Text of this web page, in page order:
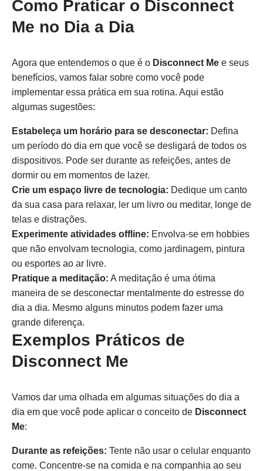
Como Praticar o Disconnect
Me no Dia a Dia
Agora que entendemos o que é o Disconnect Me e seus
benefícios, vamos falar sobre como você pode
implementar essa prática em sua rotina. Aqui estão
algumas sugestões:
Estabeleça um horário para se desconectar: Defina
um período do dia em que você se desligará de todos os
dispositivos. Pode ser durante as refeições, antes de
dormir ou em momentos de lazer.
Crie um espaço livre de tecnologia: Dedique um canto
da sua casa para relaxar, ler um livro ou meditar, longe de
telas e distrações.
Experimente atividades offline: Envolva-se em hobbies
que não envolvam tecnologia, como jardinagem, pintura
ou esportes ao ar livre.
Pratique a meditação: A meditação é uma ótima
maneira de se desconectar mentalmente do estresse do
dia a dia. Mesmo alguns minutos podem fazer uma
grande diferença.
Exemplos Práticos de
Disconnect Me
Vamos dar uma olhada em algumas situações do dia a
dia em que você pode aplicar o conceito de Disconnect
Me:
Durante as refeições: Tente não usar o celular enquanto
come. Concentre-se na comida e na companhia ao seu